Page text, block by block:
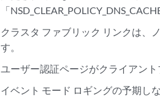
「
クラスタ ファブリック リンクは、
す。
ユーザー認証ページがクライアン
イベント モード ロギングの予期し